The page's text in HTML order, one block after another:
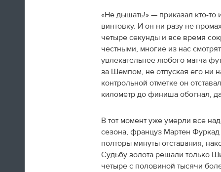
сборной России не будет.
Салют после церемонии закрытия
«Не дышать!» — приказал кто-то
винтовку. И он ни разу не
четыре секунды и все время
честными, многие из нас
увлекательнее любого матча
за Шемпом, не отпуская его ни
контрольной отметке он
километр до финиша обогнал,
В тот момент уже умерли все
сезона, француз Мартен Фуркад
полторы минуты отставания,
Судьбу золота решали только
четыре с половиной тысячи